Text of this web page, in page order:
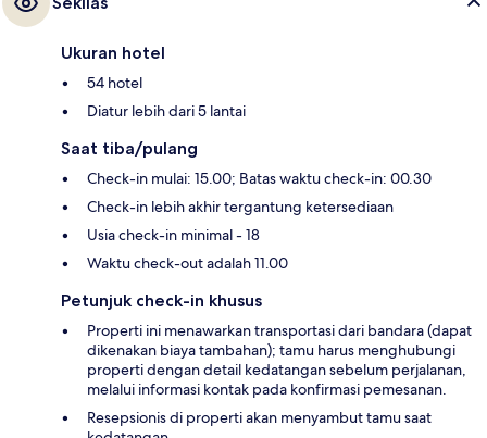
Ukuran hotel
54 hotel
Diatur lebih dari 5 lantai
Saat tiba/pulang
Check-in mulai: 15.00; Batas waktu check-in: 00.30
Check-in lebih akhir tergantung ketersediaan
Usia check-in minimal - 18
Waktu check-out adalah 11.00
Petunjuk check-in khusus
Properti ini menawarkan transportasi dari bandara (dapat
dikenakan biaya tambahan); tamu harus menghubungi
properti dengan detail kedatangan sebelum perjalanan,
melalui informasi kontak pada konfirmasi pemesanan.
Resepsionis di properti akan menyambut tamu saat